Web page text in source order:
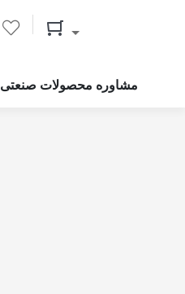
Shopping cart
مشاوره محصولات صنعتی